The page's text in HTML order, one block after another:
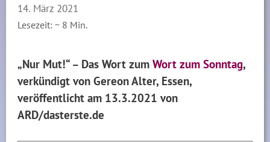
14. März 2021
Lesezeit: ~ 8 Min.
„Nur Mut!“ – Das Wort zumWort zum Sonntag,
verkündigt von Gereon Alter, Essen,
veröffentlicht am 13.3.2021 von
ARD/dasterste.de